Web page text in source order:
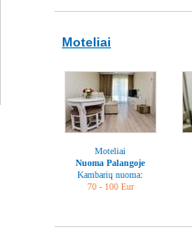
Moteliai
Moteliai
Nuoma Palangoje
Kambarių nuoma:
70 - 100 Eur